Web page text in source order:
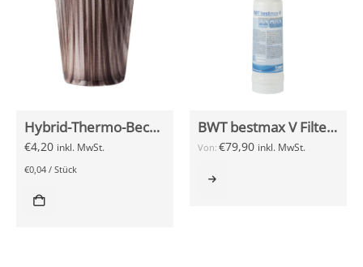
Hybrid-Thermo-Becher 180ml braun/weiß, 100 Stück
€4,20 inkl. MwSt.
€0,04 / Stück
BWT bestmax V Filterkerze
Von: €79,90 inkl. MwSt.